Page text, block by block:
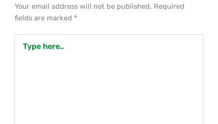
Your email address will not be published. Required
fields are marked *
here..